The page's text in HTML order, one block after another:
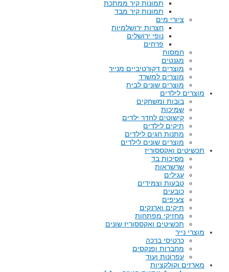
תמונות קיר ממתכת
תמונות קיר מבד
ציורי מים
חצרות ירושלמיות
נופי ירושלים
פרחים
חמסות
מגנטים
מוצרים דקורטיביים מנייר
מוצרים למשרד
מוצרים שונים לבית
מוצרים לילדים
בובות ומשחקים
שמיכות
קישוטים לחדר ילדים
תיקים לילדים
מתנות חגים לילדים
מוצרים שונים לילדים
תכשיטים ואקססוריז
מסיכות בד
שרשראות
עגילים
טבעות וצמידים
כובעים
צעיפים
תיקים וארנקים
מחזיקי מפתחות
תכשיטים ואקססוריז שונים
מוצרי נייר
כרטיסי ברכה
מחברות ופנקסים
עפרונות ועוד
מארזים וקולקציות